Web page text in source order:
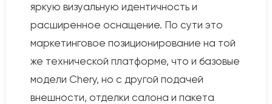
яркую визуальную идентичность и
расширенное оснащение. По сути это
маркетинговое позиционирование на той
же технической платформе, что и базовые
модели Chery, но с другой подачей
внешности, отделки салона и пакета